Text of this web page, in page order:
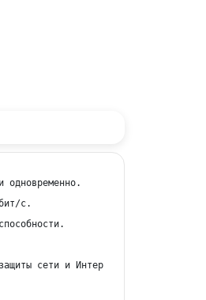
одновременно.
с.
сети и Интернета вещей.